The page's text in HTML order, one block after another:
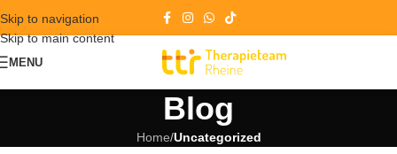
Skip to navigation
Skip to main content
MENU
Blog
Home/Uncategorized